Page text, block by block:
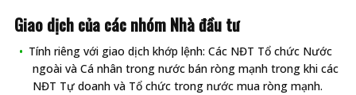
Giao dịch của các nhóm Nhà đầu tư
Tính riêng với giao dịch khớp lệnh: Các NĐT Tổ chức Nước
ngoài và Cá nhân trong nước bán ròng mạnh trong khi các
NĐT Tự doanh và Tổ chức trong nước mua ròng mạnh.